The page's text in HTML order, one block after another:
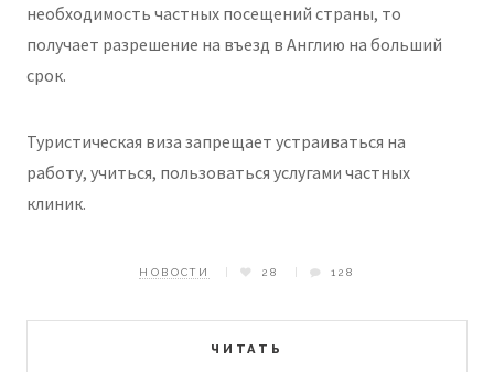
необходимость частных посещений страны, то
получает разрешение на въезд в Англию на больший
срок.
Туристическая виза запрещает устраиваться на
работу, учиться, пользоваться услугами частных
клиник.
ЧИТАТЬ
НОВОСТИ 28 128